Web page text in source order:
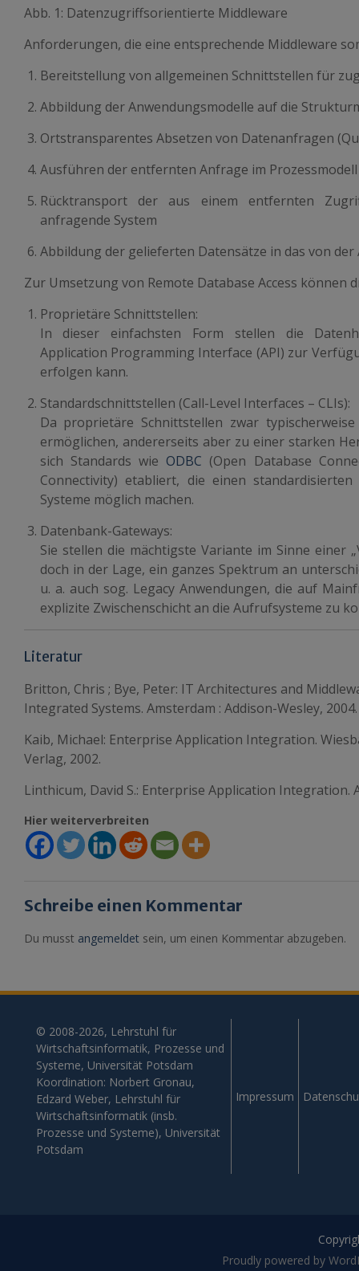
Abb. 1: Datenzugriffsorientierte Middleware
Anforderungen, die eine entsprechende Middleware
Bereitstellung von allgemeinen Schnittstellen für
Abbildung der Anwendungsmodelle auf die
Ortstransparentes Absetzen von Datenanfragen
Ausführen der entfernten Anfrage im Prozessmodell
Rücktransport der aus einem entfernten
anfragende System
Abbildung der gelieferten Datensätze in das von
Zur Umsetzung von Remote Database Access können
Proprietäre Schnittstellen:
In dieser einfachsten Form stellen die
Application Programming Interface (API) zur
erfolgen kann.
Standardschnittstellen (Call-Level Interfaces – CLIs):
Da proprietäre Schnittstellen zwar
ermöglichen, andererseits aber zu einer starken
sich Standards wieODBC (Open Database
Connectivity) etabliert, die einen
Systeme möglich machen.
Datenbank-Gateways:
Sie stellen die mächtigste Variante im Sinne einer
doch in der Lage, ein ganzes Spektrum an
u. a. auch sog. Legacy Anwendungen, die auf
explizite Zwischenschicht an die Aufrufsysteme zu
Literatur
Britton, Chris ; Bye, Peter: IT Architectures and
Integrated Systems. Amsterdam : Addison-Wesley, 2004.
Kaib, Michael: Enterprise Application Integration.
Verlag, 2002.
Linthicum, David S.: Enterprise Application Integration.
Hier weiterverbreiten
Schreibe einen Kommentar
Du musst angemeldet sein, um einen Kommentar abzugeben.
© 2008-2026, Lehrstuhl für
Wirtschaftsinformatik, Prozesse und
Systeme, Universität Potsdam
Koordination: Norbert Gronau,
Edzard Weber, Lehrstuhl für
Wirtschaftsinformatik (insb.
Prozesse und Systeme), Universität
Potsdam
Impressum
Proudly powered by